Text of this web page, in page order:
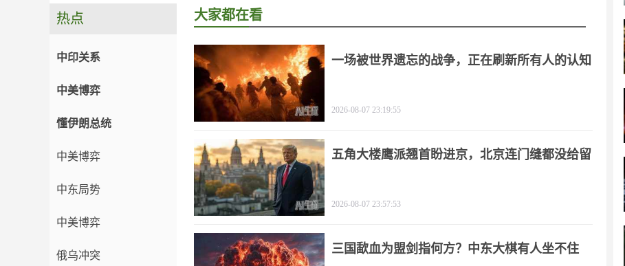
热点
中印关系
中美博弈
懂伊朗总统
中美博弈
中东局势
中美博弈
俄乌冲突
大家都在看
一场被世界遗忘的战争，正在刷新所有人的认知
2026-08-07 23:19:55
五角大楼鹰派翘首盼进京，北京连门缝都没给留
2026-08-07 23:57:53
三国歃血为盟剑指何方？中东大棋有人坐不住